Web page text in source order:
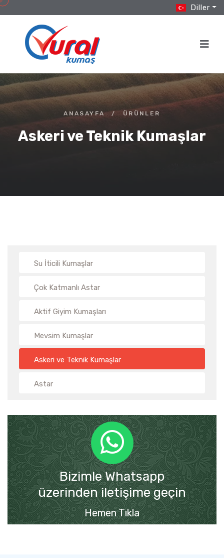
Diller
ANASAYFA / ÜRÜNLER
Askeri ve Teknik Kumaşlar
Su İticili Kumaşlar
Çok Katmanlı Astar
Aktif Giyim Kumaşları
Mevsim Kumaşlar
Askeri ve Teknik Kumaşlar
Astar
Bizimle Whatsapp
üzerinden iletişime geçin
Hemen Tıkla